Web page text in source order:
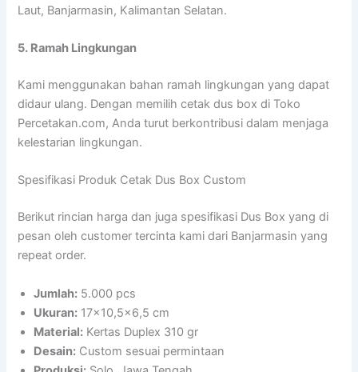
Laut, Banjarmasin, Kalimantan Selatan.
5. Ramah Lingkungan
Kami menggunakan bahan ramah lingkungan yang dapat
didaur ulang. Dengan memilih cetak dus box di Toko
Percetakan.com, Anda turut berkontribusi dalam menjaga
kelestarian lingkungan.
Spesifikasi Produk Cetak Dus Box Custom
Berikut rincian harga dan juga spesifikasi Dus Box yang di
pesan oleh customer tercinta kami dari Banjarmasin yang
repeat order.
Jumlah: 5.000 pcs
Ukuran: 17×10,5×6,5 cm
Material: Kertas Duplex 310 gr
Desain: Custom sesuai permintaan